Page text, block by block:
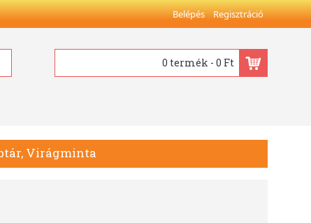
Belépés Regisztráció
0 termék - 0 Ft
Virágminta